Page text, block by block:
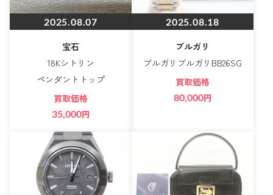
2025.08.07
宝石
18Kシトリン
ペンダントトップ
買取価格
35,000円
2025.08.18
ブルガリ
ブルガリブルガリBB26SG
買取価格
80,000円